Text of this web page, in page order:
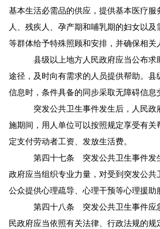
基本生活必需品的供应，提供基本医疗服
人、残疾人、孕产期和哺乳期的妇女以及
等群体给予特殊照顾和安排，并确保相关
县级以上地方人民政府应当公布求
途径，及时向有需求的人员提供帮助。县
信息时，条件具备的同步采取无障碍信息
突发公共卫生事件发生后，人民
施期间，用人单位可以按照规定享受有关
定支付劳动者工资、发放生活费。
第四十七条 突发公共卫生事件发
政府应当组织专业力量，对受到突发公共
公众提供心理疏导、心理干预等心理援助
第四十八条 突发公共卫生事件应
民政府应当依照有关法律、行政法规的规